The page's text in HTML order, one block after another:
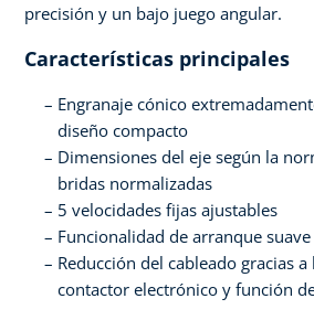
precisión y un bajo juego angular.
Características principales
Engranaje cónico
diseño compacto
Dimensiones del eje según la
bridas normalizadas
5 velocidades fijas ajustables
Funcionalidad de arranque
Reducción del cableado gracias
contactor electrónico y función